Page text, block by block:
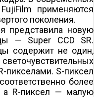
применяются
поколения.
представила новую
— Super CCD SR.
содержит не один,
пикселами. S-пиксел
более
а R-пиксел — малую